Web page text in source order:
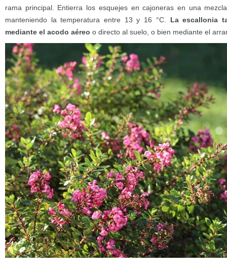
rama principal. Entierra los esquejes en cajoneras en una
manteniendo la temperatura entre 13 y 16 °C. La escallonia
mediante el acodo aéreo o directo al suelo, o bien mediante el